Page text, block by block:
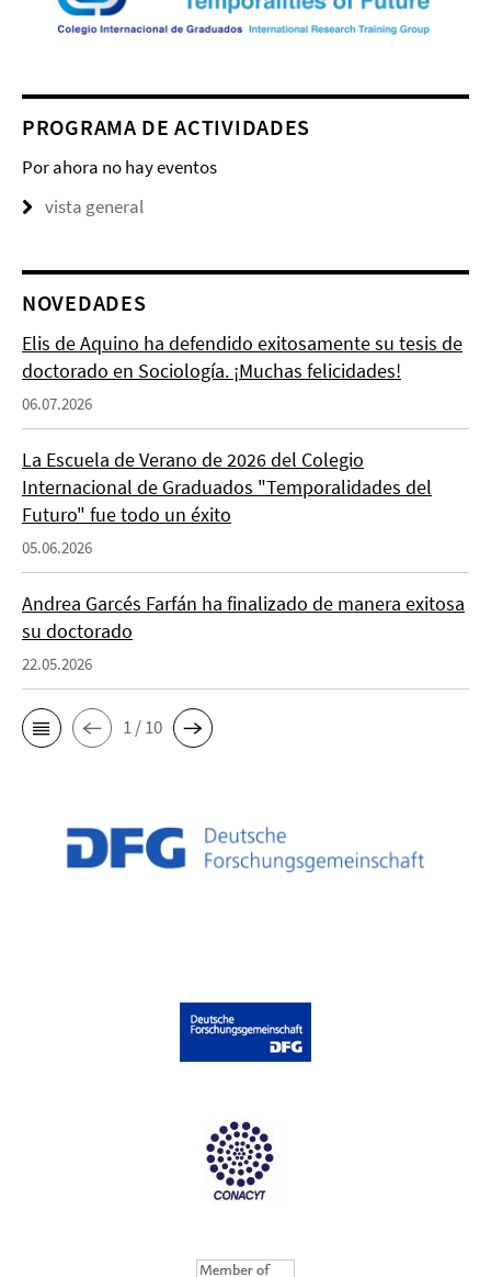
PROGRAMA DE ACTIVIDADES
Por ahora no hay eventos
vista general
NOVEDADES
Elis de Aquino ha defendido exitosamente su tesis de
doctorado en Sociología. ¡Muchas felicidades!
06.07.2026
La Escuela de Verano de 2026 del Colegio
Internacional de Graduados "Temporalidades del
Futuro" fue todo un éxito
05.06.2026
Andrea Garcés Farfán ha finalizado de manera exitosa
su doctorado
22.05.2026
1 / 10